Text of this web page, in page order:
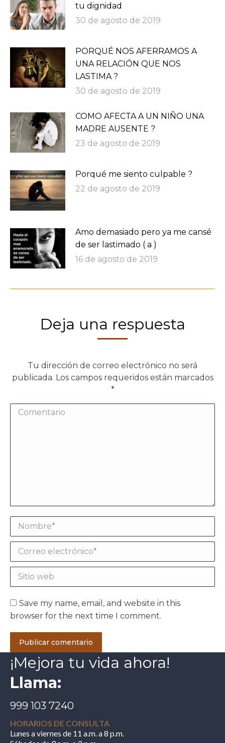
tu dignidad
30 de agosto de 2019
PORQUÉ NOS AFERRAMOS A
UNA RELACIÓN QUE NOS
LASTIMA ?
30 de agosto de 2019
COMO AFECTA A UN NIÑO UNA
MADRE AUSENTE ?
23 de agosto de 2019
Porqué me siento culpable ?
22 de agosto de 2019
Amo demasiado pero ya me cansé
de ser lastimado ( a )
16 de agosto de 2019
Deja una respuesta
Tu dirección de correo electrónico no será
publicada. Los campos requeridos están marcados
*
Comentario
Nombre *
Correo electrónico *
Sitio web
Save my name, email, and website in this
browser for the next time I comment.
Publicar comentario
¡Mejora tu vida ahora!
Llama:
999 103 7240
HORARIOS DE CONSULTA
Lunes a viernes de 11 a.m. a 8 p.m.